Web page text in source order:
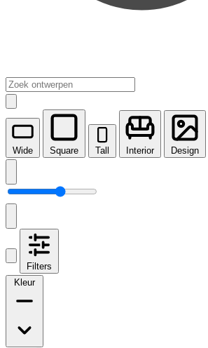
Wide Square Tall Interior Design
Filters
Kleur